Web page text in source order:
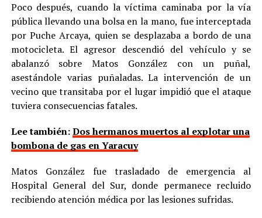
Poco después, cuando la víctima caminaba por la vía
pública llevando una bolsa en la mano, fue interceptada
por Puche Arcaya, quien se desplazaba a bordo de una
motocicleta. El agresor descendió del vehículo y se
abalanzó sobre Matos González con un puñal,
asestándole varias puñaladas. La intervención de un
vecino que transitaba por el lugar impidió que el ataque
tuviera consecuencias fatales.
Lee también:Dos hermanos muertos al explotar una
bombona de gas en Yaracuy
Matos González fue trasladado de emergencia al
Hospital General del Sur, donde permanece recluido
recibiendo atención médica por las lesiones sufridas.